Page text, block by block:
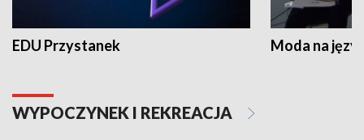
EDU Przystanek Moda na
WYPOCZYNEK I REKREACJA